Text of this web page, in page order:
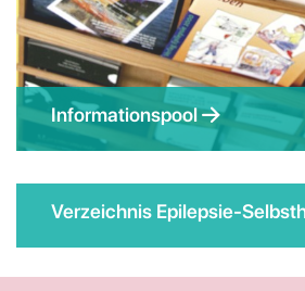
Informationspool
Verzeichnis Epilepsie-